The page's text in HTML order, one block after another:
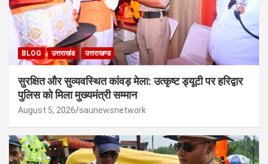
BLOG उत्तराखंड उत्तराखण्ड
सुरक्षित और सुव्यवस्थित कांवड़ मेला: उत्कृष्ट ड्यूटी पर हरिद्वार
पुलिस को मिला मुख्यमंत्री सम्मान
August 5, 2026 saunewsnetwork